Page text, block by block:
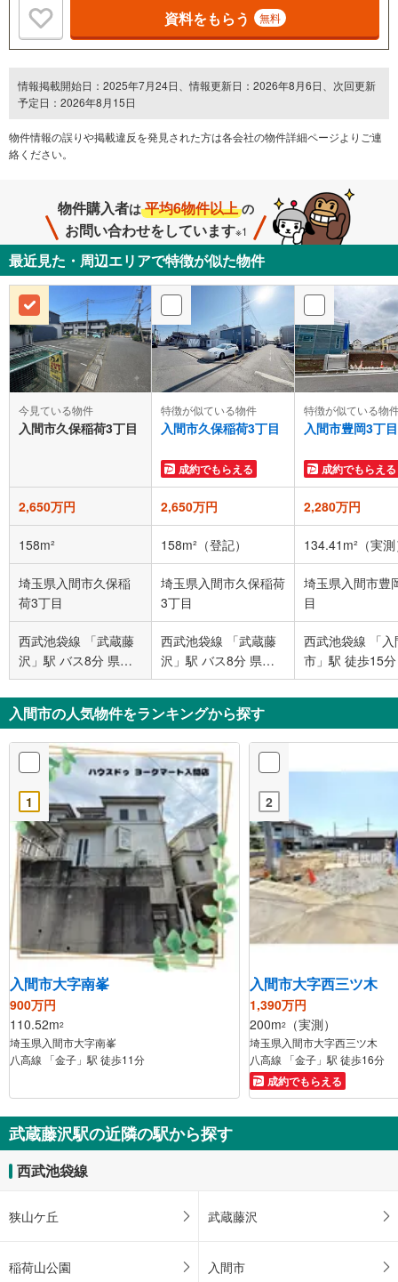
資料をもらう 無料
情報掲載開始日：2025年7月24日、情報更新日：2026年8月6日、次回更新
予定日：2026年8月15日
物件情報の誤りや掲載違反を発⾒された方は各会社の物件詳細ページよりご連
絡ください。
物件購入者は 平均6物件以上 の
お問い合わせをしています※1
最近見た・周辺エリアで特徴が似た物件
今見ている物件
入間市久保稲荷3丁目
特徴が似ている物件
入間市久保稲荷3丁目
成約でもらえる
特徴が似ている物
入間市豊岡3丁目
成約でもらえる
2,650万円 2,650万円 2,280万円
158m² 158m²（登記） 134.41m²（実
埼玉県入間市久保稲
荷3丁目
埼玉県入間市久保稲荷
3丁目
埼玉県入間市豊
目
西武池袋線 「武蔵藤
沢」駅 バス8分 県営
住宅入口 バス停下車
徒歩6分
西武池袋線 「武蔵藤
沢」駅 バス8分 県営
住宅入口 バス停下車
徒歩6分
西武池袋線 「入
市」駅 徒歩15分
入間市の人気物件をランキングから探す
1
入間市大字南峯
900万円
110.52m2
埼玉県入間市大字南峯
八高線 「金子」駅 徒歩11分
2
入間市大字西三ツ木
1,390万円
200m2 （実測）
埼玉県入間市大字西三ツ木
八高線 「金子」駅 徒歩16分
成約でもらえる
武蔵藤沢駅の近隣の駅から探す
西武池袋線
狭山ケ丘 武蔵藤沢
稲荷山公園 入間市